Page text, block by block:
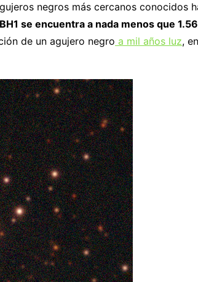
negros más cercanos conocidos
se encuentra a nada menos que
de un agujero negro a mil años luz,